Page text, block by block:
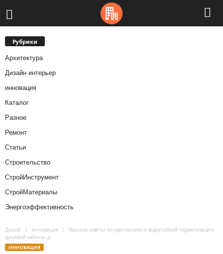
Рубрики
Архитектура
Дизайн интерьер
инновация
Каталог
Разное
Ремонт
Статьи
Строительство
СтройИнструмент
СтройМатериалы
Энергоэффективность
Домой инновация
Важные советы по креплению и водостойкой герметизации
душевой кабины д
ИННОВАЦИЯ